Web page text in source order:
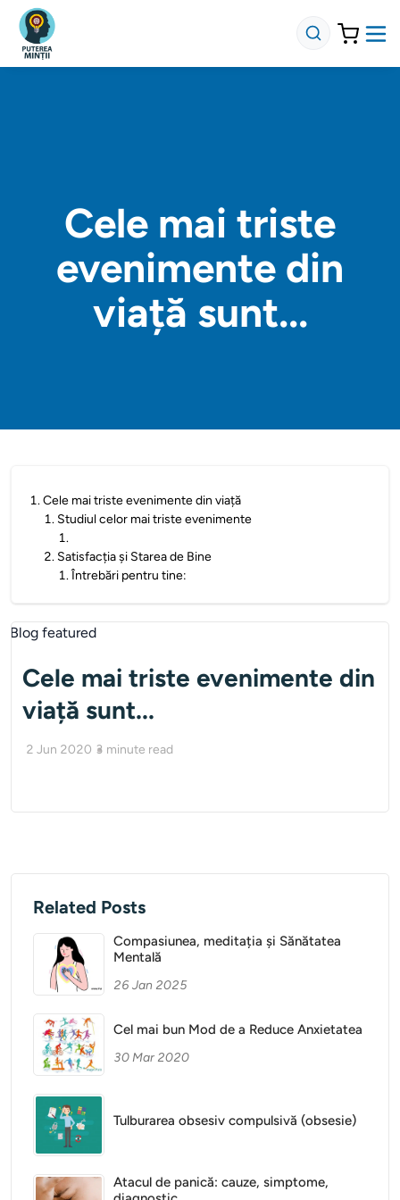
Cele mai triste
evenimente din
viață sunt...
1.Cele mai triste evenimente din viață
1. Studiul celor mai triste evenimente
1.
2. Satisfacția și Starea de Bine
1.Întrebări pentru tine:
Cele mai triste evenimente din
viață sunt...
2 Jun 2020 3 minute read
Related Posts
Compasiunea, meditația și Sănătatea
Mentală
26 Jan 2025
Cel mai bun Mod de a Reduce Anxietatea
30 Mar 2020
Tulburarea obsesiv compulsivă (obsesie)
Atacul de panică: cauze, simptome,